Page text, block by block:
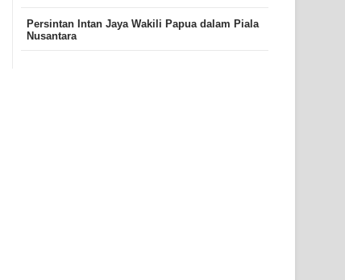
Persintan Intan Jaya Wakili Papua dalam Piala
Nusantara